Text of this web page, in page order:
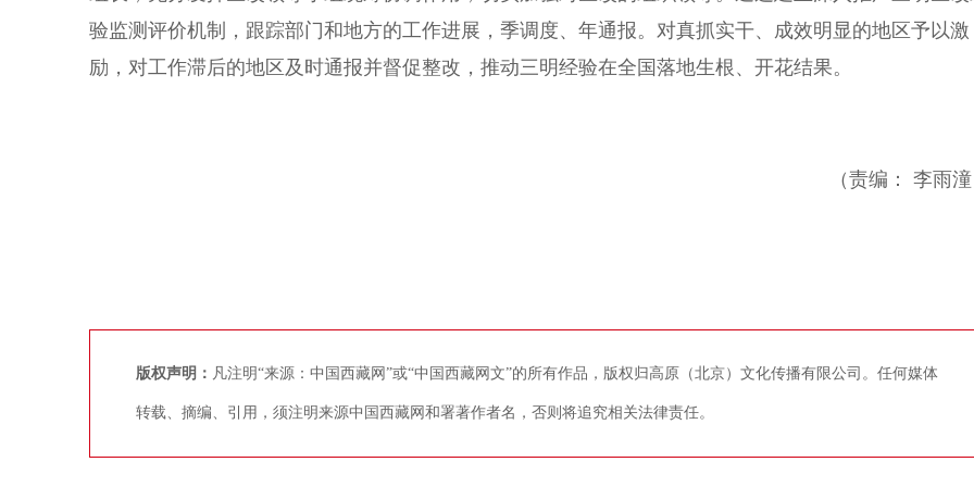
验监测评价机制，跟踪部门和地方的工作进展，季调度、年通报。对真抓实干、成效明显的地区予以激
励，对工作滞后的地区及时通报并督促整改，推动三明经验在全国落地生根、开花结果。
（责编： 李雨潼
版权声明： 凡注明“来源：中国西藏网”或“中国西藏网文”的所有作品，版权归高原（北京）文化传播有限公司。任何媒体
转载、摘编、引用，须注明来源中国西藏网和署著作者名，否则将追究相关法律责任。